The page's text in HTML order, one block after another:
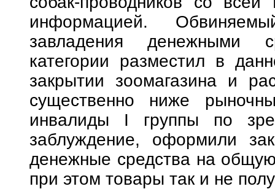
информацией.
завладения денежными
категории разместил в
закрытии зоомагазина и
существенно ниже
инвалиды I группы по
заблуждение, оформили
денежные средства на
при этом товары так и не